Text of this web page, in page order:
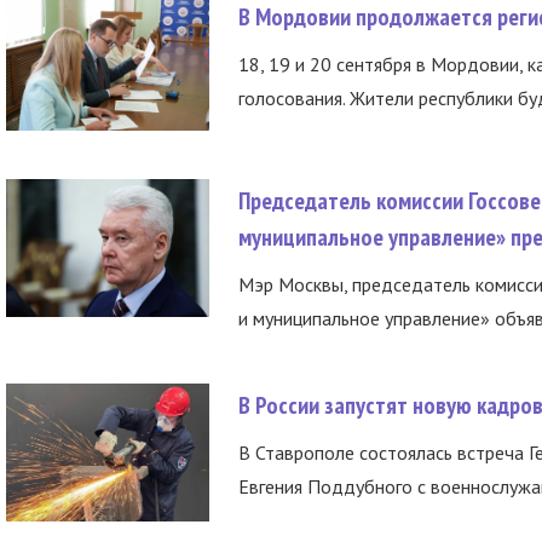
В Мордовии продолжается
18, 19 и 20 сентября в Мордовии,
голосования. Жители республики
Председатель комиссии
муниципальное управление»
Мэр Москвы, председатель
и муниципальное управление»
В России запустят новую
В Ставрополе состоялась встреча
Евгения Поддубного с